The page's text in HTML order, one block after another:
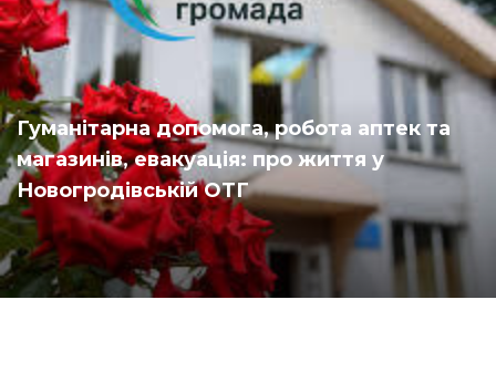
Гуманітарна допомога, робота аптек та
магазинів, евакуація: про життя у
Новогродівській ОТГ